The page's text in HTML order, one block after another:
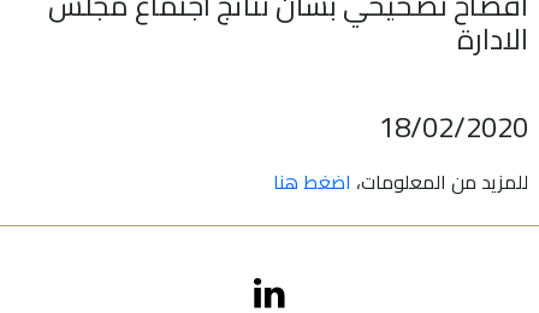
الادارة
18/02/2020
للمزيد من المعلومات، اضغط هنا
اتصل بنا
طلب وظيفة